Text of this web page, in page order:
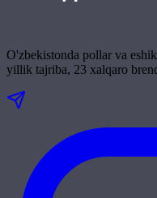
O'zbekistonda pollar va
yillik tajriba, 23 xalqaro